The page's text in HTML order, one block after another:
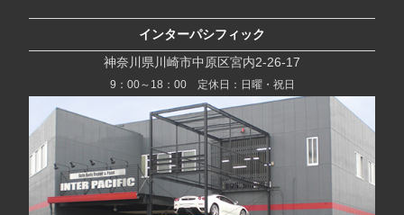
インターパシフィック
神奈川県川崎市中原区宮内2-26-17
9：00～18：00 定休日：日曜・祝日